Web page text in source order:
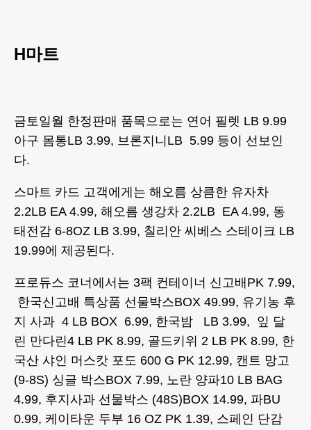
H마트
금토일월 한정판매 품목으로는 연어 필렛 LB 9.99
아구 몸통LB 3.99, 브론지니LB 5.99 등이 선보인
다.
스마트 카드 고객에게는 해오름 상큼한 유자차
2.2LB EA 4.99, 해오름 생강차 2.2LB EA 4.99, 동
태전감 6-8OZ LB 3.99, 칠리안 씨베스 스테이크 LB
19.99에 제공된다.
프로듀스 코너에서는 3팩 컨테이너 신고배PK 7.99,
한국신고배 특상품 선물박스BOX 49.99, 유기농 후
지 사과 4 LB BOX 6.99, 한국밤 LB 3.99, 잎 달
린 만다린4 LB PK 8.99, 골드키위 2 LB PK 8.99, 한
국산 샤인 머스캇 포도 600 G PK 12.99, 캔트 망고
(9-8S) 싱글 박스BOX 7.99, 노란 양파10 LB BAG
4.99, 후지사과 선물박스 (48S)BOX 14.99, 파BU
0.99, 케이타운 두부 16 OZ PK 1.39, 스페인 단감